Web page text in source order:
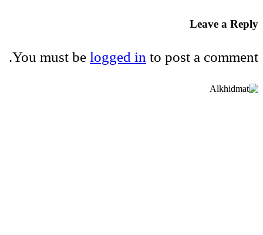
Leave a Reply
You must be logged in to post a comment.